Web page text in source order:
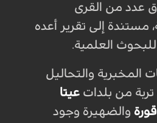
عدد من القرى
مستندة إلى تقرير أعده
العلمية.
والتحاليل
تربة من بلدات عيتا
والضهيرة وجود